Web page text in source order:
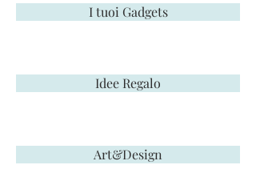
I tuoi Gadgets
Idee Regalo
Art&Design